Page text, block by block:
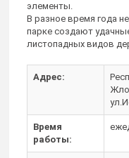
элементы.
В разное время года
парке создают
листопадных видов
Адрес:
Время
работы: